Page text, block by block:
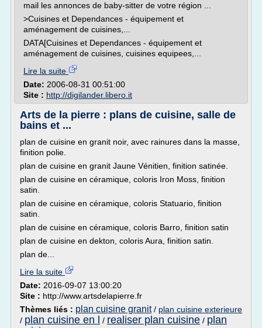
mail les annonces de baby-sitter de votre région ...
>Cuisines et Dependances - équipement et
aménagement de cuisines,...
DATA[Cuisines et Dependances - équipement et
aménagement de cuisines, cuisines equipees,...
Lire la suite
Date: 2006-08-31 00:51:00
Site : http://digilander.libero.it
Arts de la pierre : plans de cuisine, salle de
bains et ...
plan de cuisine en granit noir, avec rainures dans la masse,
finition polie.
plan de cuisine en granit Jaune Vénitien, finition satinée.
plan de cuisine en céramique, coloris Iron Moss, finition
satin.
plan de cuisine en céramique, coloris Statuario, finition
satin.
plan de cuisine en céramique, coloris Barro, finition satin
plan de cuisine en dekton, coloris Aura, finition satin.
plan de...
Lire la suite
Date: 2016-09-07 13:00:20
Site : http://www.artsdelapierre.fr
Thèmes liés : plan cuisine granit/ plan cuisine exterieure
/ plan cuisine en l / realiser plan cuisine / plan